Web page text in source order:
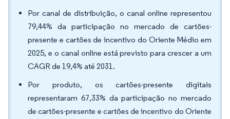
Por canal de distribuição, o canal online representou
79,44% da participação no mercado de cartões-
presente e cartões de incentivo do Oriente Médio em
2025, e o canal online está previsto para crescer a um
CAGR de 19,4% até 2031.
Por produto, os cartões-presente digitais
representaram 67,33% da participação no mercado
de cartões-presente e cartões de incentivo do Oriente